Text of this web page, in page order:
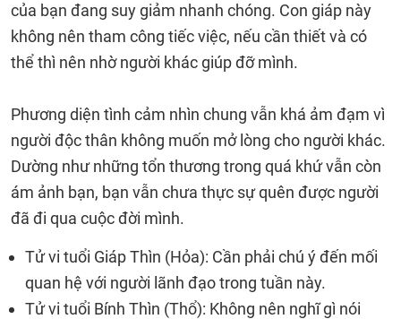
của bạn đang suy giảm nhanh chóng. Con giáp này
không nên tham công tiếc việc, nếu cần thiết và có
thể thì nên nhờ người khác giúp đỡ mình.
Phương diện tình cảm nhìn chung vẫn khá ảm đạm vì
người độc thân không muốn mở lòng cho người khác.
Dường như những tổn thương trong quá khứ vẫn còn
ám ảnh bạn, bạn vẫn chưa thực sự quên được người
đã đi qua cuộc đời mình.
Tử vi tuổi Giáp Thìn (Hỏa): Cần phải chú ý đến mối
quan hệ với người lãnh đạo trong tuần này.
Tử vi tuổi Bính Thìn (Thổ): Không nên nghĩ gì nói